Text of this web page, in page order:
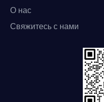
О нас
Свяжитесь с нами